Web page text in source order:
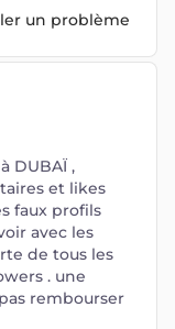
un problème
DUBAÏ ,
et likes
faux profils
avec les
de tous les
. une
rembourser